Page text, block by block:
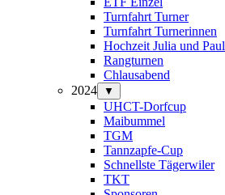
Turnfahrt Turner
Turnfahrt Turnerinnen
Hochzeit Julia und Paul
Rangturnen
Chlausabend
2024
▼
UHCT-Dorfcup
Maibummel
TGM
Tannzapfe-Cup
Schnellste Tägerwiler
TKT